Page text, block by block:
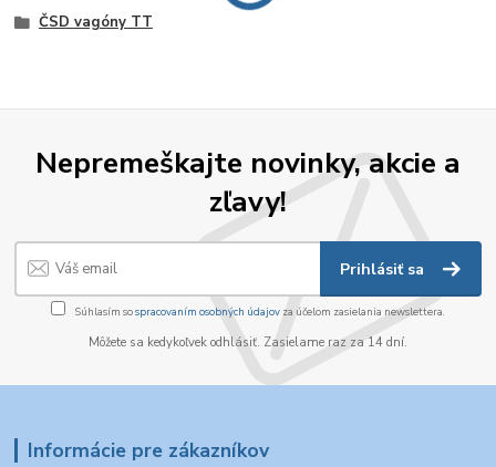
ČSD vagóny TT
Nepremeškajte novinky, akcie a
zľavy!
Prihlásiť sa
Súhlasím sospracovaním osobných údajov za účelom zasielania newslettera.
Môžete sa kedykoľvek odhlásiť. Zasielame raz za 14 dní.
Informácie pre zákazníkov